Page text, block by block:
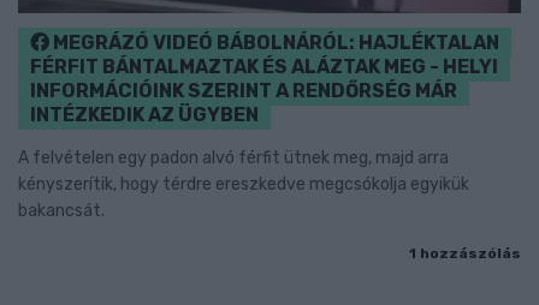
MEGRÁZÓ VIDEÓ BÁBOLNÁRÓL: HAJLÉKTALAN
FÉRFIT BÁNTALMAZTAK ÉS ALÁZTAK MEG - HELYI
INFORMÁCIÓINK SZERINT A RENDŐRSÉG MÁR
INTÉZKEDIK AZ ÜGYBEN
A felvételen egy padon alvó férfit ütnek meg, majd arra
kényszerítik, hogy térdre ereszkedve megcsókolja egyikük
bakancsát.
1 hozzászólás